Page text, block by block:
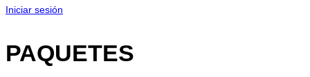
Iniciar sesión
PAQUETES